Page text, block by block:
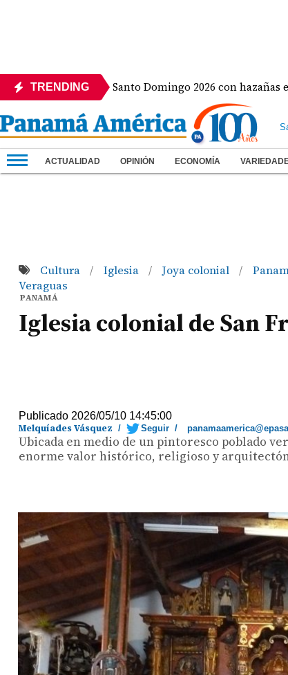
TRENDING
de oro en Santo Domingo 2026 con hazañas en
ACTUALIDAD OPINIÓN ECONOMÍA
Cultura / Iglesia / Joya colonial /
Veraguas
PANAMÁ
Iglesia colonial de San
Publicado 2026/05/10 14:45:00
Melquíades Vásquez / Seguir /
Ubicada en medio de un pintoresco poblado
enorme valor histórico, religioso y